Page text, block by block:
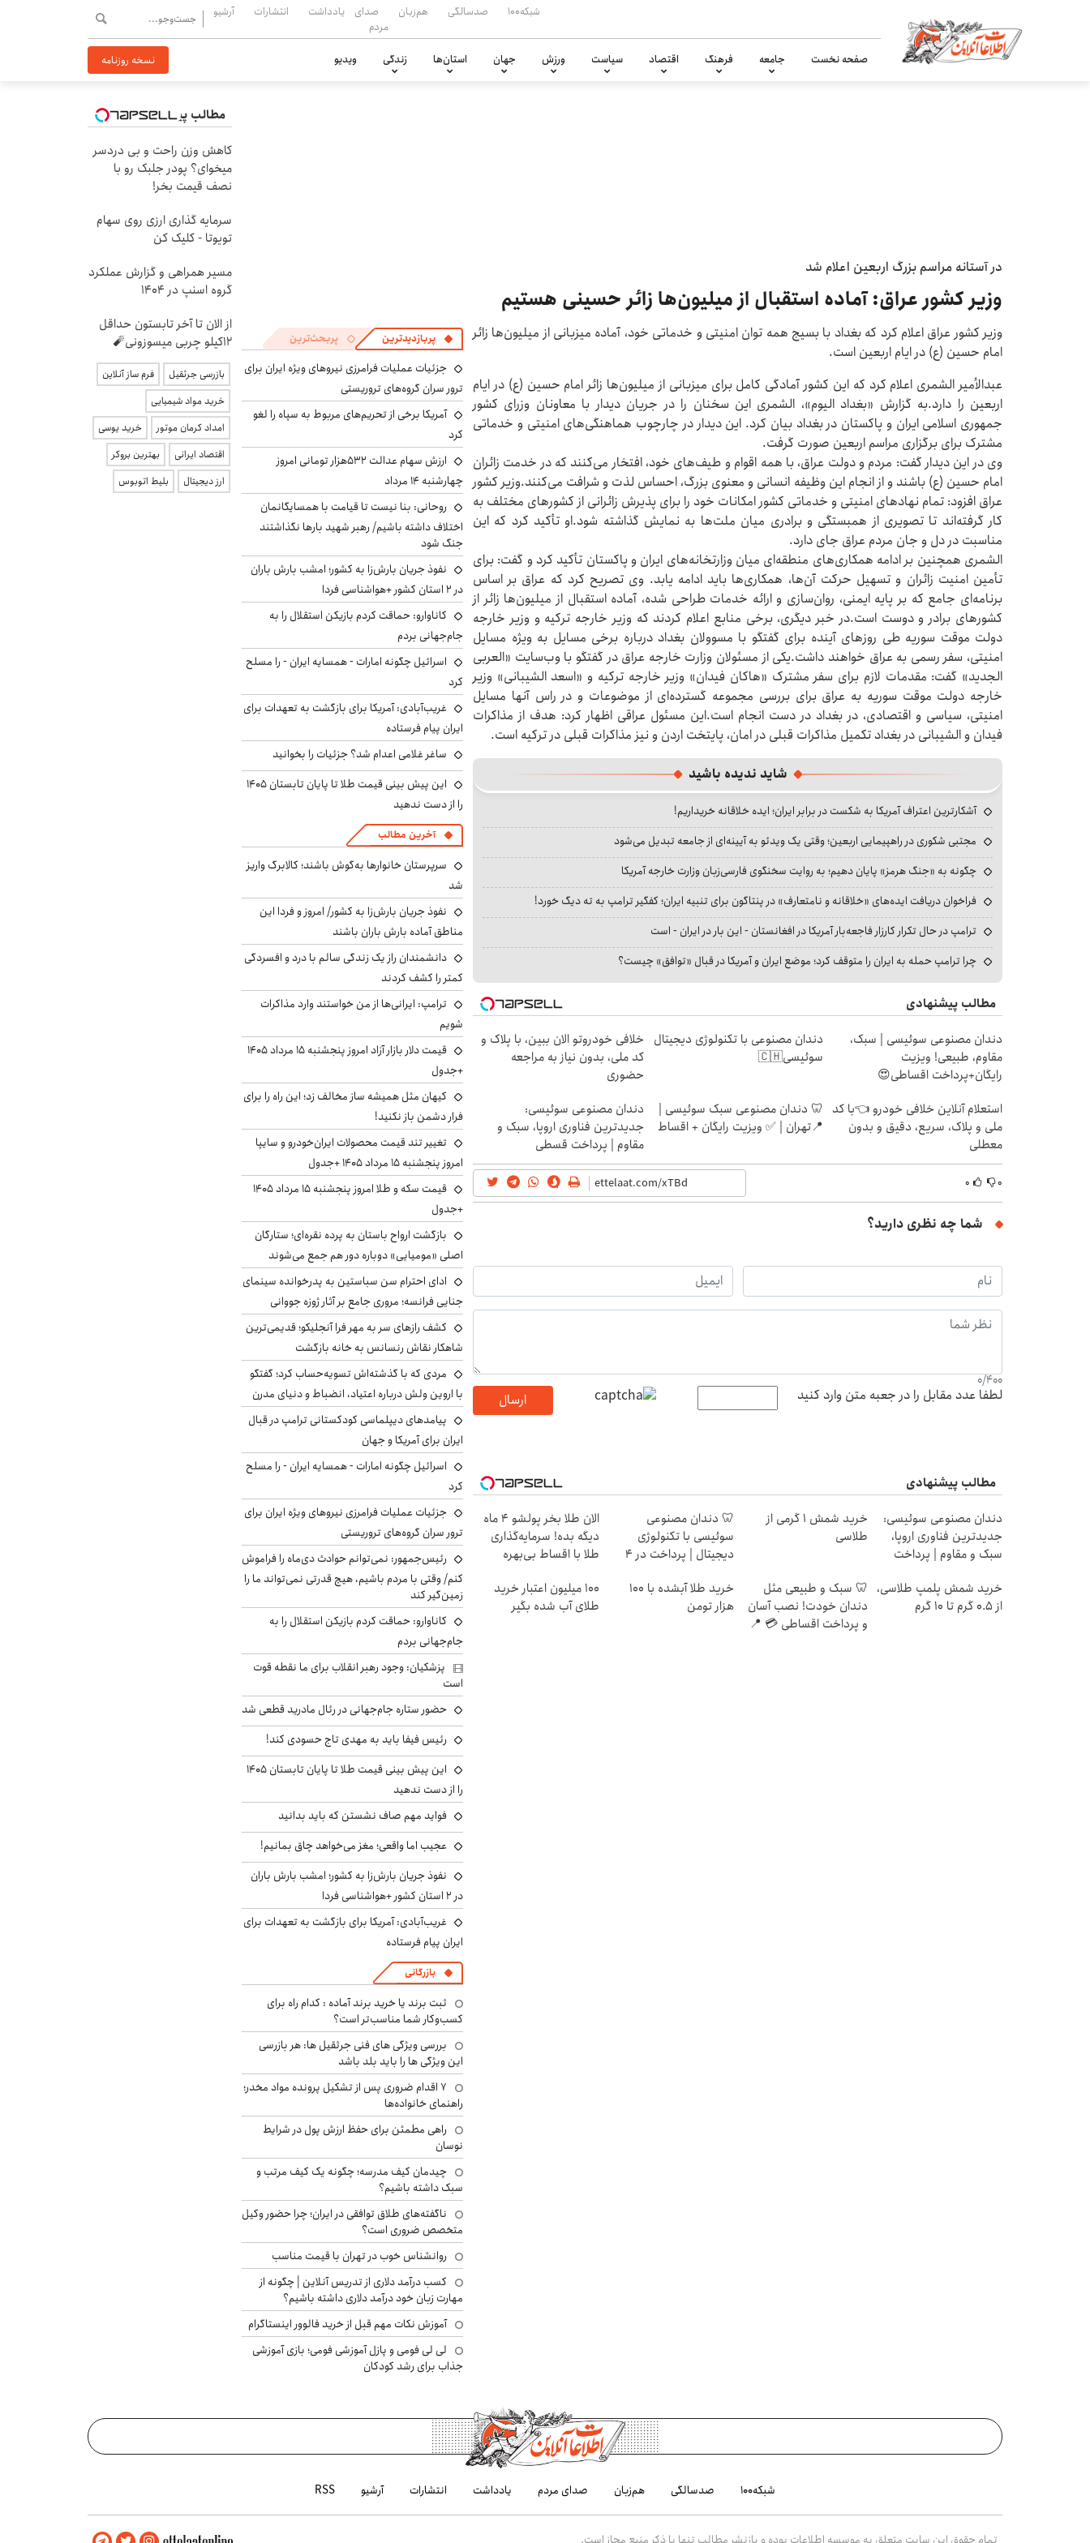
شبکه۱۰۰ صدسالگی هم‌زبان
صدای
مردم
یادداشت انتشارات آرشیو
صفحه نخست جامعه فرهنگ اقتصاد سیاست ورزش جهان استان‌ها زندگی ویدیو نسخه روزنامه
در آستانه مراسم بزرگ اربعین اعلام شد
وزیر کشور عراق: آماده استقبال از میلیون‌ها زائر حسینی هستیم
وزیر کشور عراق اعلام کرد که بغداد با بسیج همه توان امنیتی و خدماتی خود، آماده میزبانی از میلیون‌ها زائر
امام حسین (ع) در ایام اربعین است.
عبدالأمیر الشمری اعلام کرد که این کشور آمادگی کامل برای میزبانی از میلیون‌ها زائر امام حسین (ع) در ایام
اربعین را دارد.به گزارش «بغداد الیوم»، الشمری این سخنان را در جریان دیدار با معاونان وزرای کشور
جمهوری اسلامی ایران و پاکستان در بغداد بیان کرد. این دیدار در چارچوب هماهنگی‌های امنیتی و خدماتی
مشترک برای برگزاری مراسم اربعین صورت گرفت.
وی در این دیدار گفت: مردم و دولت عراق، با همه اقوام و طیف‌های خود، افتخار می‌کنند که در خدمت زائران
امام حسین (ع) باشند و از انجام این وظیفه انسانی و معنوی بزرگ، احساس لذت و شرافت می‌کنند.وزیر کشور
عراق افزود: تمام نهادهای امنیتی و خدماتی کشور امکانات خود را برای پذیرش زائرانی از کشورهای مختلف به
کار گرفته‌اند تا تصویری از همبستگی و برادری میان ملت‌ها به نمایش گذاشته شود.او تأکید کرد که این
مناسبت در دل و جان مردم عراق جای دارد.
الشمری همچنین بر ادامه همکاری‌های منطقه‌ای میان وزارتخانه‌های ایران و پاکستان تأکید کرد و گفت: برای
تأمین امنیت زائران و تسهیل حرکت آن‌ها، همکاری‌ها باید ادامه یابد. وی تصریح کرد که عراق بر اساس
برنامه‌ای جامع که بر پایه ایمنی، روان‌سازی و ارائه خدمات طراحی شده، آماده استقبال از میلیون‌ها زائر از
کشورهای برادر و دوست است.در خبر دیگری، برخی منابع اعلام کردند که وزیر خارجه ترکیه و وزیر خارجه
دولت موقت سوریه طی روزهای آینده برای گفتگو با مسوولان بغداد درباره برخی مسایل به ویژه مسایل
امنیتی، سفر رسمی به عراق خواهند داشت.یکی از مسئولان وزارت خارجه عراق در گفتگو با وب‌سایت «العربی
الجدید» گفت: مقدمات لازم برای سفر مشترک «هاکان فیدان» وزیر خارجه ترکیه و «اسعد الشیبانی» وزیر
خارجه دولت موقت سوریه به عراق برای بررسی مجموعه گسترده‌ای از موضوعات و در راس آنها مسایل
امنیتی، سیاسی و اقتصادی، در بغداد در دست انجام است.این مسئول عراقی اظهار کرد: هدف از مذاکرات
فیدان و الشیبانی در بغداد تکمیل مذاکرات قبلی در امان، پایتخت اردن و نیز مذاکرات قبلی در ترکیه است.
شاید ندیده باشید
آشکارترین اعتراف آمریکا به شکست در برابر ایران؛ ایده خلاقانه خریداریم!
مجتبی شکوری در راهپیمایی اربعین؛ وقتی یک ویدئو به آیینه‌ای از جامعه تبدیل می‌شود
چگونه به «جنگ هرمز» پایان دهیم؛ به روایت سخنگوی فارسی‌زبان وزارت خارجه آمریکا
فراخوان دریافت ایده‌های «خلاقانه و نامتعارف» در پنتاگون برای تنبیه ایران؛ کفگیر ترامپ به ته دیگ خورد!
ترامپ در حال تکرار کارزار فاجعه‌بار آمریکا در افغانستان - این بار در ایران - است
چرا ترامپ حمله به ایران را متوقف کرد؛ موضع ایران و آمریکا در قبال «توافق» چیست؟
مطالب پیشنهادی
دندان مصنوعی سوئیسی | سبک،
مقاوم، طبیعی! ویزیت
رایگان+پرداخت اقساطی😍
دندان مصنوعی با تکنولوژی دیجیتال
سوئیسی🇨🇭
خلافی خودروتو الان ببین، با پلاک و
کد ملی، بدون نیاز به مراجعه
حضوری
استعلام آنلاین خلافی خودرو 👈با کد
ملی و پلاک، سریع، دقیق و بدون
معطلی
🦷 دندان مصنوعی سبک سوئیسی |
📍تهران | ✅ ویزیت رایگان + اقساط
دندان مصنوعی سوئیسی:
جدیدترین فناوری اروپا، سبک و
مقاوم | پرداخت قسطی
۰ ۰
شما چه نظری دارید؟
0/400
لطفا عدد مقابل را در جعبه متن وارد کنید ارسال
مطالب پیشنهادی
دندان مصنوعی سوئیسی:
جدیدترین فناوری اروپا،
سبک و مقاوم | پرداخت
خرید شمش 1 گرمی از
طلاسی
🦷 دندان مصنوعی
سوئیسی با تکنولوژی
دیجیتال | پرداخت در 4
الان طلا بخر پولشو 4 ماه
دیگه بده! سرمایه‌گذاری
طلا با اقساط بی‌بهره
خرید شمش پلمپ طلاسی،
از ۰.۵ گرم تا ۱۰ گرم
🦷 سبک و طبیعی مثل
دندان خودت! نصب آسان
و پرداخت اقساطی 💳 📍
خرید طلا آبشده با 100
هزار تومن
100 میلیون اعتبار خرید
طلای آب شده بگیر
پربازدیدترین پربحث‌ترین
جزئیات عملیات فرامرزی نیروهای ویژه ایران برای
ترور سران گروه‌های تروریستی
آمریکا برخی از تحریم‌های مربوط به سپاه را لغو
کرد
ارزش سهام عدالت ۵۳۲هزار تومانی امروز
چهارشنبه ۱۴ مرداد
روحانی: بنا نیست تا قیامت با همسایگانمان
اختلاف داشته باشیم/ رهبر شهید بارها نگذاشتند
جنگ شود
نفوذ جریان بارش‌زا به کشور؛ امشب بارش باران
در ۲ استان کشور +هواشناسی فردا
کاناوارو: حماقت کردم بازیکن استقلال را به
جام‌جهانی بردم
اسرائیل چگونه امارات - همسایه ایران - را مسلح
کرد
غریب‌آبادی: آمریکا برای بازگشت به تعهدات برای
ایران پیام فرستاده
ساغر غلامی اعدام شد؟ جزئیات را بخوانید
این پیش بینی قیمت طلا تا پایان تابستان ۱۴۰۵
را از دست ندهید
آخرین مطالب
سرپرستان خانوارها به‌گوش باشند؛ کالابرگ واریز
شد
نفوذ جریان بارش‌زا به کشور/ امروز و فردا این
مناطق آماده بارش باران باشند
دانشمندان راز یک زندگی سالم با درد و افسردگی
کمتر را کشف کردند
ترامپ: ایرانی‌ها از من خواستند وارد مذاکرات
شویم
قیمت دلار بازار آزاد امروز پنجشنبه ۱۵ مرداد ۱۴۰۵
+جدول
کیهان مثل همیشه ساز مخالف زد؛ این راه را برای
فرار دشمن باز نکنید!
تغییر تند قیمت محصولات ایران‌خودرو و سایپا
امروز پنجشنبه ۱۵ مرداد ۱۴۰۵ +جدول
قیمت سکه و طلا امروز پنجشنبه ۱۵ مرداد ۱۴۰۵
+جدول
بازگشت ارواح باستان به پرده نقره‌ای؛ ستارگان
اصلی «مومیایی» دوباره دور هم جمع می‌شوند
ادای احترام سن سباستین به پدرخوانده سینمای
جنایی فرانسه؛ مروری جامع بر آثار ژوزه جووانی
کشف رازهای سر به مهر فرا آنجلیکو؛ قدیمی‌ترین
شاهکار نقاش رنسانس به خانه بازگشت
مردی که با گذشته‌اش تسویه‌حساب کرد؛ گفتگو
با اروین ولش درباره اعتیاد، انضباط و دنیای مدرن
پیامدهای دیپلماسی کودکستانی ترامپ در قبال
ایران برای آمریکا و جهان
اسرائیل چگونه امارات - همسایه ایران - را مسلح
کرد
جزئیات عملیات فرامرزی نیروهای ویژه ایران برای
ترور سران گروه‌های تروریستی
رئیس‌جمهور: نمی‌توانم حوادث دی‌ماه را فراموش
کنم/ وقتی با مردم باشیم، هیچ قدرتی نمی‌تواند ما را
زمین‌گیر کند
کاناوارو: حماقت کردم بازیکن استقلال را به
جام‌جهانی بردم
پزشکیان: وجود رهبر انقلاب برای ما نقطه قوت
است
حضور ستاره جام‌جهانی در رئال مادرید قطعی شد
رئیس فیفا باید به مهدی تاج حسودی کند!
این پیش بینی قیمت طلا تا پایان تابستان ۱۴۰۵
را از دست ندهید
فواید مهم صاف نشستن که باید بدانید
عجیب اما واقعی؛ مغز می‌خواهد چاق بمانیم!
نفوذ جریان بارش‌زا به کشور؛ امشب بارش باران
در ۲ استان کشور +هواشناسی فردا
غریب‌آبادی: آمریکا برای بازگشت به تعهدات برای
ایران پیام فرستاده
بازرگانی
ثبت برند یا خرید برند آماده : کدام راه برای
کسب‌وکار شما مناسب‌تر است؟
بررسی ویژگی های فنی جرثقیل ها: هر بازرسی
این ویژگی ها را باید بلد باشد
۷ اقدام ضروری پس از تشکیل پرونده مواد مخدر؛
راهنمای خانواده‌ها
راهی مطمئن برای حفظ ارزش پول در شرایط
نوسان
چیدمان کیف مدرسه؛ چگونه یک کیف مرتب و
سبک داشته باشیم؟
ناگفته‌های طلاق توافقی در ایران؛ چرا حضور وکیل
متخصص ضروری است؟
روانشناس خوب در تهران با قیمت مناسب
کسب درآمد دلاری از تدریس آنلاین | چگونه از
مهارت زبان خود درآمد دلاری داشته باشیم؟
آموزش نکات مهم قبل از خرید فالوور اینستاگرام
لی لی فومی و پازل آموزشی فومی؛ بازی آموزشی
جذاب برای رشد کودکان
مطالب پیشنهادی
کاهش وزن راحت و بی دردسر
میخوای؟ پودر جلبک رو با
نصف قیمت بخر!
سرمایه گذاری ارزی روی سهام
تویوتا - کلیک کن
مسیر همراهی و گزارش عملکرد
گروه اسنپ در ۱۴۰۴
از الان تا آخر تابستون حداقل
12کیلو چربی میسوزونی🧨
بازرسی جرثقیل
فرم ساز آنلاین
خرید مواد شیمیایی
امداد کرمان موتور
خرید یوسی
اقتصاد ایرانی
بهترین بروکر
ارز دیجیتال
بلیط اتوبوس
شبکه۱۰۰ صدسالگی هم‌زبان صدای مردم یادداشت انتشارات آرشیو RSS